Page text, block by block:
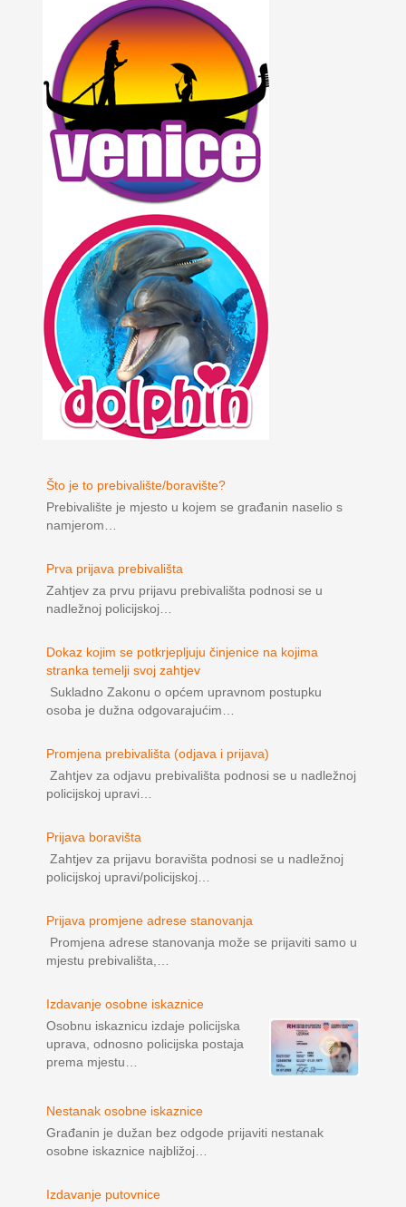
Što je to prebivalište/boravište?
Prebivalište je mjesto u kojem se građanin naselio s
namjerom…
Prva prijava prebivališta
Zahtjev za prvu prijavu prebivališta podnosi se u
nadležnoj policijskoj…
Dokaz kojim se potkrjepljuju činjenice na kojima
stranka temelji svoj zahtjev
Sukladno Zakonu o općem upravnom postupku
osoba je dužna odgovarajućim…
Promjena prebivališta (odjava i prijava)
Zahtjev za odjavu prebivališta podnosi se u nadležnoj
policijskoj upravi…
Prijava boravišta
Zahtjev za prijavu boravišta podnosi se u nadležnoj
policijskoj upravi/policijskoj…
Prijava promjene adrese stanovanja
Promjena adrese stanovanja može se prijaviti samo u
mjestu prebivališta,…
Izdavanje osobne iskaznice
Osobnu iskaznicu izdaje policijska
uprava, odnosno policijska postaja
prema mjestu…
Nestanak osobne iskaznice
Građanin je dužan bez odgode prijaviti nestanak
osobne iskaznice najbližoj…
Izdavanje putovnice